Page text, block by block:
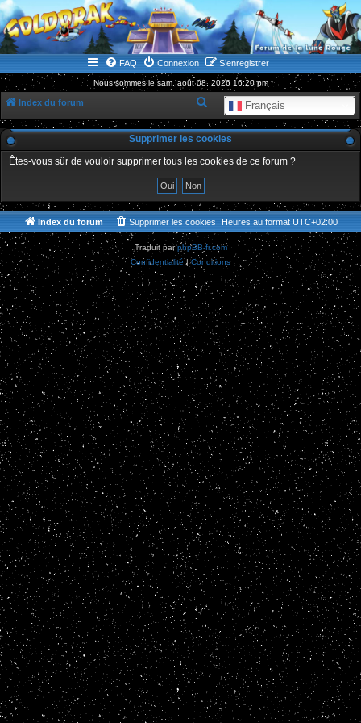
WWW.GOLDORAKGO.COM
le site de la Lune Rouge
FAQ Connexion S’enregistrer
Nous sommes le sam. août 08, 2026 16:20 pm
Index du forum Français
e
c
h
h
e
r
Supprimer les cookies
Êtes-vous sûr de vouloir supprimer tous les cookies de ce forum ?
Index du forum Heures au format UTC+02:00
Supprimer les cookies
Traduit parphpBB-fr.com
Confidentialité|Conditions